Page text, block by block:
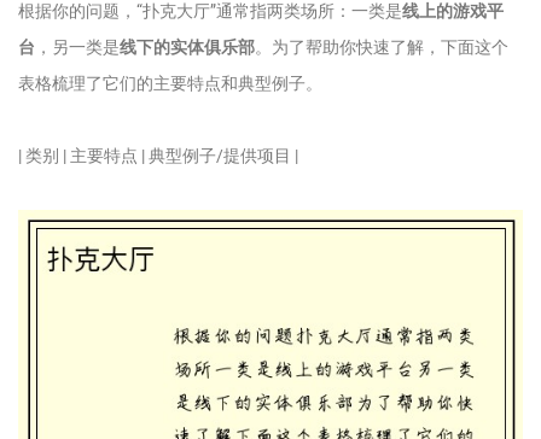
根据你的问题，“扑克大厅”通常指两类场所：一类是线上的游戏平
台 ，另一类是线下的实体俱乐部。为了帮助你快速了解，下面这个
表格梳理了它们的主要特点和典型例子。
| 类别 | 主要特点 | 典型例子/提供项目 |